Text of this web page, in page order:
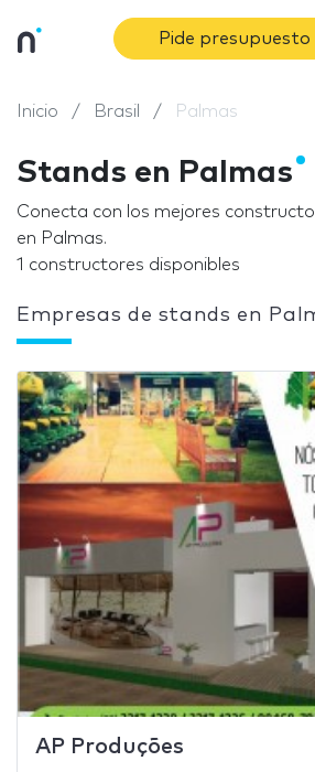
Pide presupuesto
Inicio Brasil Palmas
Stands en Palmas
Conecta con los mejores
en Palmas.
1 constructores disponibles
Empresas de stands en
AP Produções